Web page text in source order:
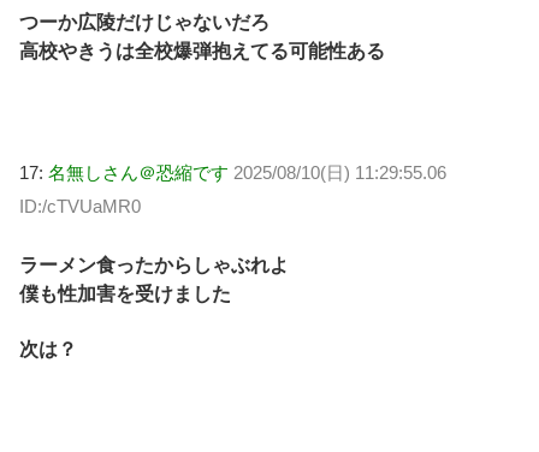
つーか広陵だけじゃないだろ
高校やきうは全校爆弾抱えてる可能性ある
17: 名無しさん＠恐縮です 2025/08/10(日) 11:29:55.06
ID:/cTVUaMR0
ラーメン食ったからしゃぶれよ
僕も性加害を受けました
次は？